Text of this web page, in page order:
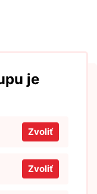
je
Zvoliť
Zvoliť